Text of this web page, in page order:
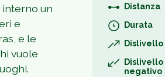
interno un
e
e le
vuole
Distanza
Durata
Dislivello
negativo